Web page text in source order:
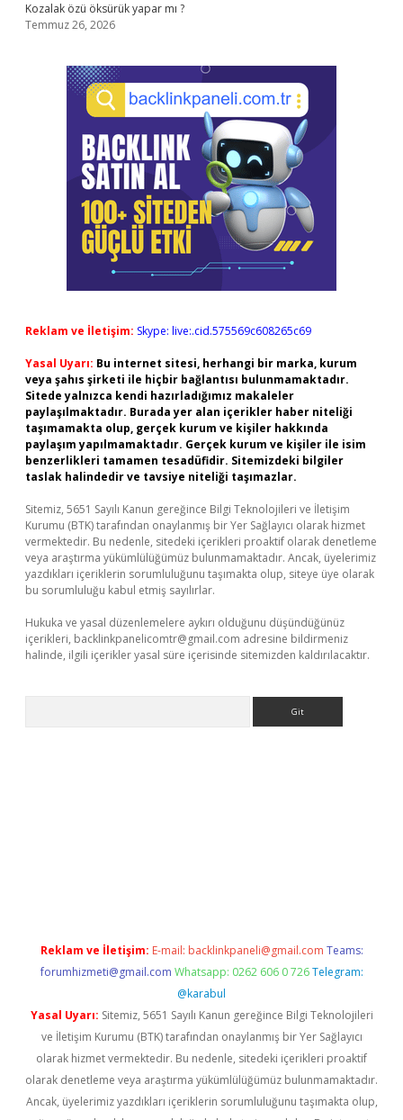
Kozalak özü öksürük yapar mı ?
Temmuz 26, 2026
Reklam ve İletişim: Skype: live:.cid.575569c608265c69
Yasal Uyarı: Bu internet sitesi, herhangi bir marka, kurum
veya şahıs şirketi ile hiçbir bağlantısı bulunmamaktadır.
Sitede yalnızca kendi hazırladığımız makaleler
paylaşılmaktadır. Burada yer alan içerikler haber niteliği
taşımamakta olup, gerçek kurum ve kişiler hakkında
paylaşım yapılmamaktadır. Gerçek kurum ve kişiler ile isim
benzerlikleri tamamen tesadüfidir. Sitemizdeki bilgiler
taslak halindedir ve tavsiye niteliği taşımazlar.
Sitemiz, 5651 Sayılı Kanun gereğince Bilgi Teknolojileri ve İletişim
Kurumu (BTK) tarafından onaylanmış bir Yer Sağlayıcı olarak hizmet
vermektedir. Bu nedenle, sitedeki içerikleri proaktif olarak denetleme
veya araştırma yükümlülüğümüz bulunmamaktadır. Ancak, üyelerimiz
yazdıkları içeriklerin sorumluluğunu taşımakta olup, siteye üye olarak
bu sorumluluğu kabul etmiş sayılırlar.
Hukuka ve yasal düzenlemelere aykırı olduğunu düşündüğünüz
içerikleri, backlinkpanelicomtr@gmail.com adresine bildirmeniz
halinde, ilgili içerikler yasal süre içerisinde sitemizden kaldırılacaktır.
Reklam ve İletişim: E-mail: backlinkpaneli@gmail.com Teams:
forumhizmeti@gmail.com Whatsapp: 0262 606 0 726 Telegram:
@karabul
Yasal Uyarı: Sitemiz, 5651 Sayılı Kanun gereğince Bilgi Teknolojileri
ve İletişim Kurumu (BTK) tarafından onaylanmış bir Yer Sağlayıcı
olarak hizmet vermektedir. Bu nedenle, sitedeki içerikleri proaktif
olarak denetleme veya araştırma yükümlülüğümüz bulunmamaktadır.
Ancak, üyelerimiz yazdıkları içeriklerin sorumluluğunu taşımakta olup,